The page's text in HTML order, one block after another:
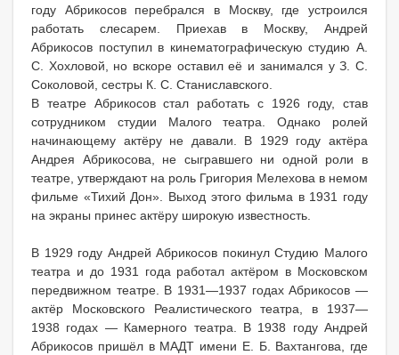
году Абрикосов перебрался в Москву, где устроился
работать слесарем. Приехав в Москву, Андрей
Абрикосов поступил в кинематографическую студию А.
С. Хохловой, но вскоре оставил её и занимался у З. С.
Соколовой, сестры К. С. Станиславского.
В театре Абрикосов стал работать с 1926 году, став
сотрудником студии Малого театра. Однако ролей
начинающему актёру не давали. В 1929 году актёра
Андрея Абрикосова, не сыгравшего ни одной роли в
театре, утверждают на роль Григория Мелехова в немом
фильме «Тихий Дон». Выход этого фильма в 1931 году
на экраны принес актёру широкую известность.
В 1929 году Андрей Абрикосов покинул Студию Малого
театра и до 1931 года работал актёром в Московском
передвижном театре. В 1931—1937 годах Абрикосов —
актёр Московского Реалистического театра, в 1937—
1938 годах — Камерного театра. В 1938 году Андрей
Абрикосов пришёл в МАДТ имени Е. Б. Вахтангова, где